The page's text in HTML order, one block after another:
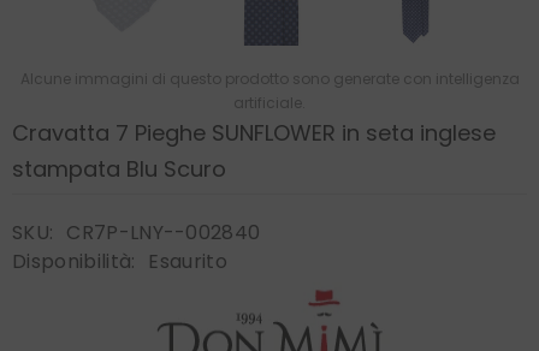
Alcune immagini di questo prodotto sono generate con intelligenza
artificiale.
Cravatta 7 Pieghe SUNFLOWER in seta inglese
stampata Blu Scuro
SKU: CR7P-LNY--002840
Disponibilità:
Esaurito